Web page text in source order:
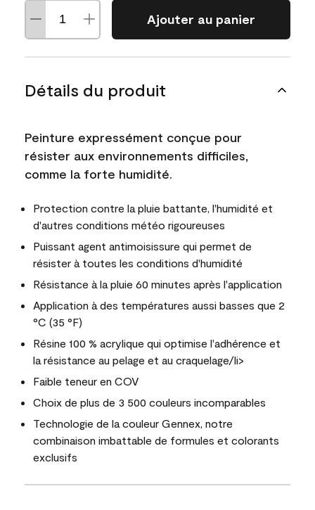
Ajouter au panier
Détails du produit
Peinture expressément conçue pour
résister aux environnements difficiles,
comme la forte humidité.
Protection contre la pluie battante, l'humidité et
d'autres conditions météo rigoureuses
Puissant agent antimoisissure qui permet de
résister à toutes les conditions d'humidité
Résistance à la pluie 60 minutes après l'application
Application à des températures aussi basses que 2
°C (35 °F)
Résine 100 % acrylique qui optimise l'adhérence et
la résistance au pelage et au craquelage/li>
Faible teneur en COV
Choix de plus de 3 500 couleurs incomparables
Technologie de la couleur Gennex, notre
combinaison imbattable de formules et colorants
exclusifs